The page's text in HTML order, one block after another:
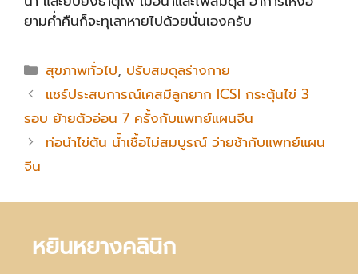
ยามค่ำคืนก็จะทุเลาหายไปด้วยนั่นเองครับ
Categories
สุขภาพทั่วไป, ปรับสมดุลร่างกาย
แชร์ประสบการณ์เคสมีลูกยาก ICSI กระตุ้นไข่ 3
รอบ ย้ายตัวอ่อน 7 ครั้งกับแพทย์แผนจีน
ท่อนำไข่ตัน น้ำเชื้อไม่สมบูรณ์ ว่ายช้ากับแพทย์แผน
จีน
หยินหยางคลินิก